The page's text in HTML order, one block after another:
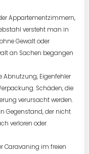
Appartementzimmern,
versteht man in
Gewalt oder
an Sachen begangen
Eigenfehler
Schäden, die
verursacht werden.
Gegenstand, der nicht
verloren oder
Caravaning im freien